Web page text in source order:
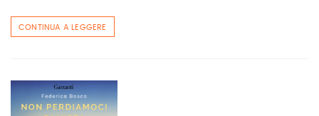
CONTINUA A LEGGERE